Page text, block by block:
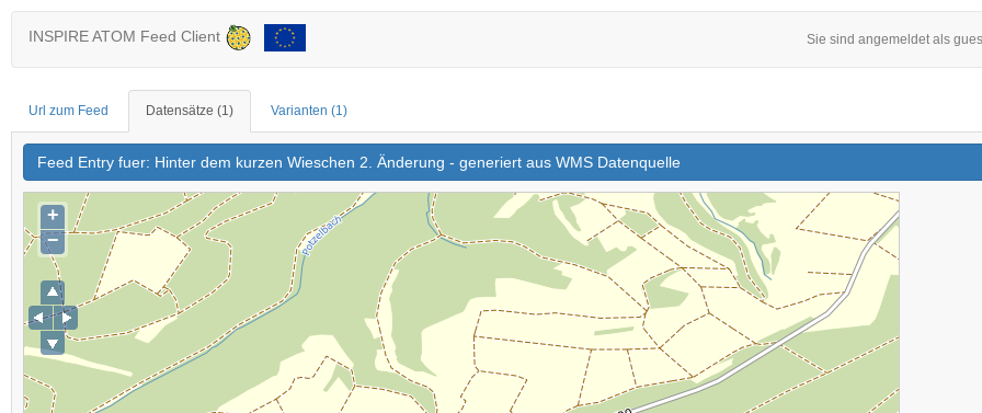
INSPIRE ATOM Feed Client Sie sind angemeldet als
Url zum Feed Datensätze (1) Varianten (1)
Feed Entry fuer: Hinter dem kurzen Wieschen 2. Änderung - generiert aus WMS Datenquelle
+
−